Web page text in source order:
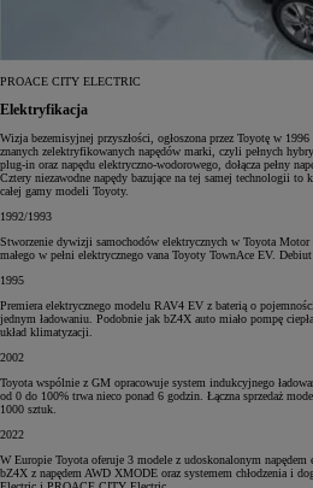
PROACE CITY ELECTRIC
Elektryfikacja
Wizja bezemisyjnej przyszłości, ogłoszona przez Toyotę w
znanych zelektryfikowanych napędów marki, czyli pełnych
plug-in oraz napędu elektryczno-wodorowego, dołącza pełny
Cztery niezawodne napędy bazujące na tej samej technologii to
całej gamy modeli Toyoty.
1992/1993
Stworzenie dywizji samochodów elektrycznych w Toyota
małego w pełni elektrycznego vana Toyoty TownAce EV.
1995
Premiera elektrycznego modelu RAV4 EV z baterią o
jednym ładowaniu. Podobnie jak bZ4X auto miało pompę
układ klimatyzacji.
2002
Toyota wspólnie z GM opracowuje system indukcyjnego
od 0 do 100% trwa nieco ponad 6 godzin. Łączna sprzedaż
1000 sztuk.
2022
W Europie Toyota oferuje 3 modele z udoskonalonym
bZ4X z napędem AWD XMODE oraz systemem chłodzenia i